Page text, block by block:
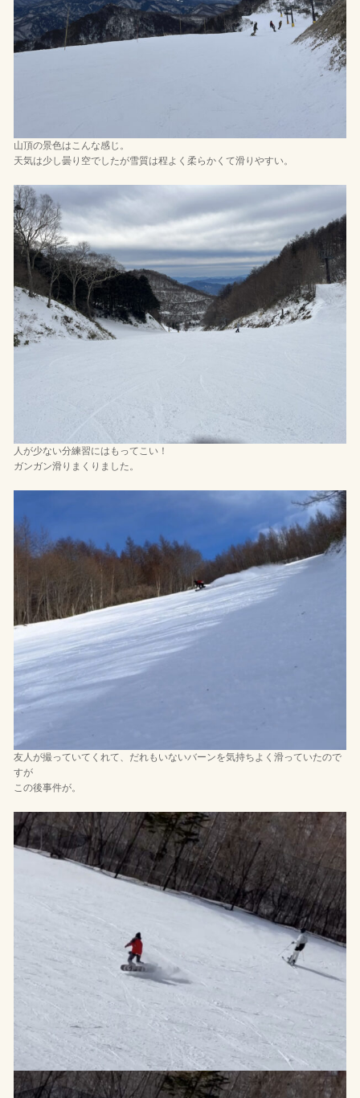
山頂の景色はこんな感じ。
天気は少し曇り空でしたが雪質は程よく柔らかくて滑りやすい。
人が少ない分練習にはもってこい！
ガンガン滑りまくりました。
友人が撮っていてくれて、だれもいないバーンを気持ちよく滑っていたので
すが
この後事件が。